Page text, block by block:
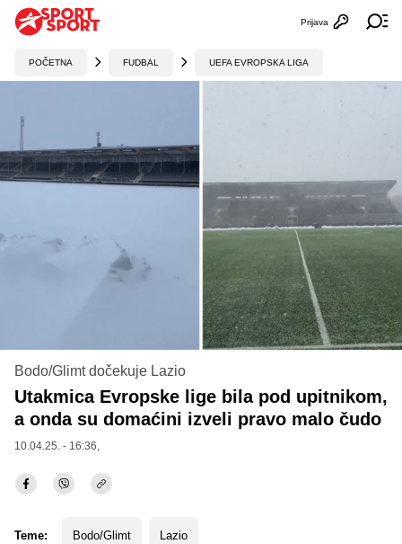
Otvori
Prijava
POČETNA FUDBAL UEFA EVROPSKA LIGA
Bodo/Glimt dočekuje Lazio
Utakmica Evropske lige bila pod upitnikom,
a onda su domaćini izveli pravo malo čudo
10.04.25. - 16:36,
Teme: Bodo/Glimt Lazio